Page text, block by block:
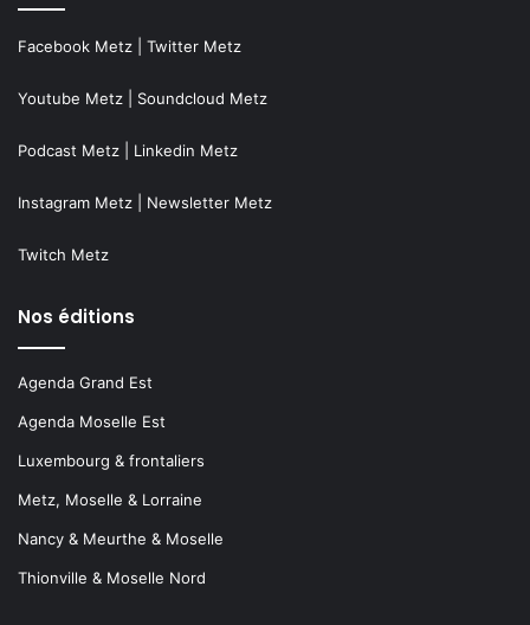
Facebook Metz Twitter Metz
Youtube Metz Soundcloud Metz
Podcast Metz Linkedin Metz
Instagram Metz Newsletter Metz
Twitch Metz
Nos éditions
Agenda Grand Est
Agenda Moselle Est
Luxembourg & frontaliers
Metz, Moselle & Lorraine
Nancy & Meurthe & Moselle
Thionville & Moselle Nord